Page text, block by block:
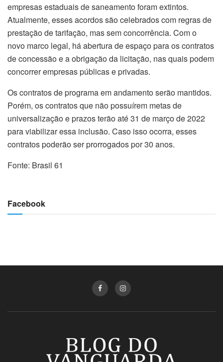
empresas estaduais de saneamento foram extintos.
Atualmente, esses acordos são celebrados com regras de
prestação de tarifação, mas sem concorrência. Com o
novo marco legal, há abertura de espaço para os contratos
de concessão e a obrigação da licitação, nas quais podem
concorrer empresas públicas e privadas.
Os contratos de programa em andamento serão mantidos.
Porém, os contratos que não possuírem metas de
universalização e prazos terão até 31 de março de 2022
para viabilizar essa inclusão. Caso isso ocorra, esses
contratos poderão ser prorrogados por 30 anos.
Fonte: Brasil 61
Facebook